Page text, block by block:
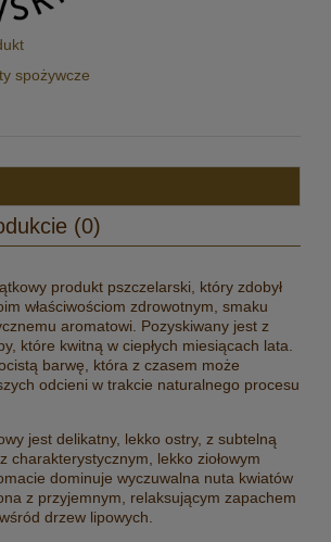
spożywcze
(0)
produkt pszczelarski, który zdobył
właściwościom zdrowotnym, smaku
aromatowi. Pozyskiwany jest z
które kwitną w ciepłych miesiącach lata.
barwę, która z czasem może
odcieni w trakcie naturalnego procesu
jest delikatny, lekko ostry, z subtelną
charakterystycznym, lekko ziołowym
dominuje wyczuwalna nuta kwiatów
z przyjemnym, relaksującym zapachem
drzew lipowych.